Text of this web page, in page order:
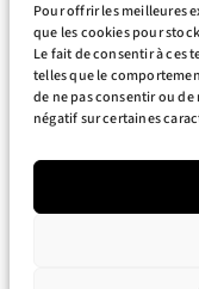
Pour offrir les meilleures
que les cookies pour
Le fait de consentir à ces
telles que le
de ne pas consentir ou
négatif sur certaines
J’accepte la
about the activities of RT